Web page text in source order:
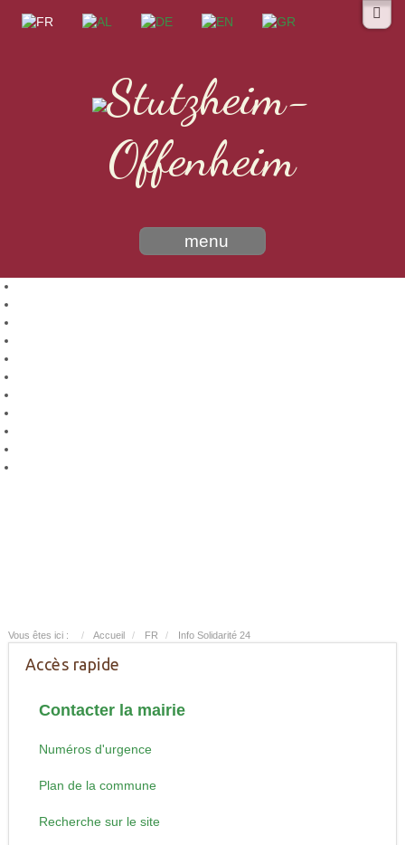
Stutzheim-
Offenheim
menu
Vous êtes ici : Accueil FR Info Solidarité 24
Accès rapide
Contacter la mairie
Numéros d'urgence
Plan de la commune
Recherche sur le site